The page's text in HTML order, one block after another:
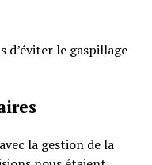
d’éviter le gaspillage
la gestion de la